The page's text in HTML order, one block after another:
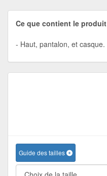
Ce que contient le produit
Haut, pantalon, et casque.
Guide des tailles